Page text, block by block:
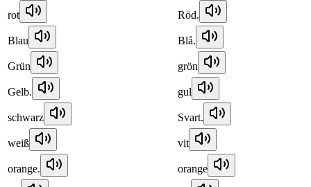
rot Röd.
Blau Blå.
Grün grön
Gelb. gul
schwarz Svart.
weiß vit
orange. orange